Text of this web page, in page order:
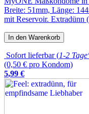
Breite: 51mm, Länge:
mit Reservoir. Extradünn
In den Warenkorb
Sofort lieferbar (1-2
(0,50 € pro Kondom)
5,99 €